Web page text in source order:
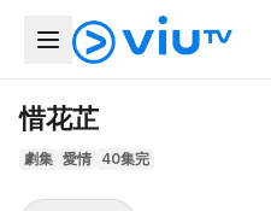
惜花芷
劇集 愛情 40集完